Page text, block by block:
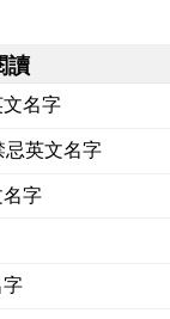
讀
名字
忌英文名字
字
字